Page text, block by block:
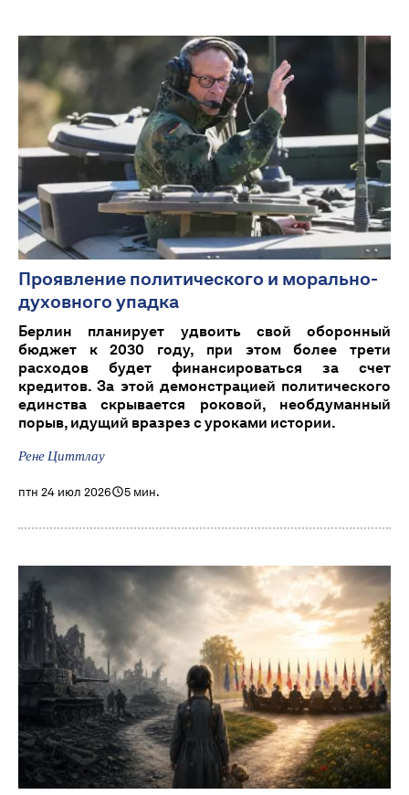
Проявление политического и морально-
духовного упадка
Берлин планирует удвоить свой оборонный
бюджет к 2030 году, при этом более трети
расходов будет финансироваться за счет
кредитов. За этой демонстрацией политического
единства скрывается роковой, необдуманный
порыв, идущий вразрез с уроками истории.
Рене Циттлау
птн 24 июл 2026 5 мин.